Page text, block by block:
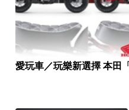
愛玩車／玩樂新選擇 本田